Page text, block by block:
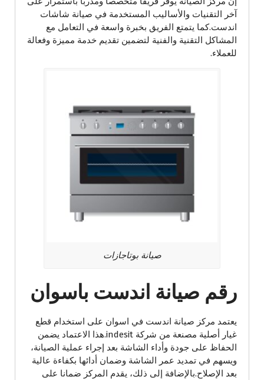
آخر التقنيات والأساليب المستخدمة في صيانة شاشات
اندست.كما يتمتع الفريق بخبرة واسعة في التعامل مع
المشاكل التقنية والفنية لتضمين تقديم خدمة مميزة وفعالة
للعملاء.
صيانة بوتاجازات
رقم صيانة اندست باسوان
يعتمد مركز صيانة اندست في اسوان على استخدام قطع
غيار أصلية مصنعة من شركة indesit.هذا الاعتماد يضمن
الحفاظ على جودة وأداء الشاشة بعد إجراء عملية الصيانة،
ويسهم في تمديد عمر الشاشة وضمان أدائها بكفاءة عالية
بعد الإصلاح.بالإضافة إلى ذلك، يقدم المركز ضمانا على